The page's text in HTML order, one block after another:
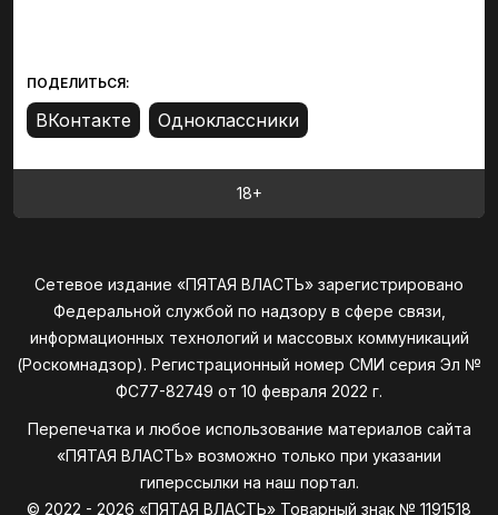
ПОДЕЛИТЬСЯ:
18+
Сетевое издание «ПЯТАЯ ВЛАСТЬ» зарегистрировано
Федеральной службой по надзору в сфере связи,
информационных технологий и массовых коммуникаций
(Роскомнадзор). Регистрационный номер СМИ серия Эл №
ФС77-82749 от 10 февраля 2022 г.
Перепечатка и любое использование материалов сайта
«ПЯТАЯ ВЛАСТЬ» возможно только при указании
гиперссылки на наш портал.
© 2022 - 2026 «ПЯТАЯ ВЛАСТЬ» Товарный знак № 1191518